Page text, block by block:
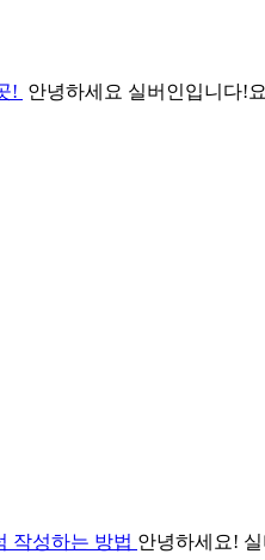
! 안녕하세요 실버인입니다!
작성하는 방법 안녕하세요!